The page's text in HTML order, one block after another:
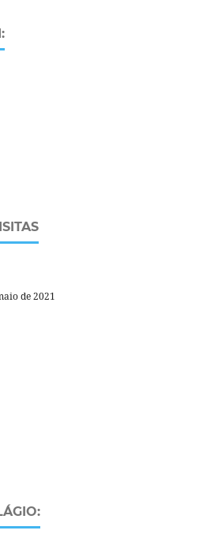
de 2021